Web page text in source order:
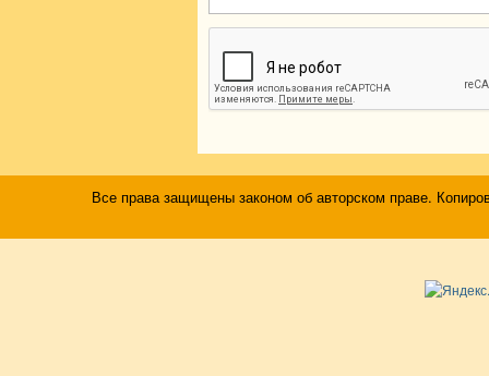
Все права защищены законом об авторском праве.